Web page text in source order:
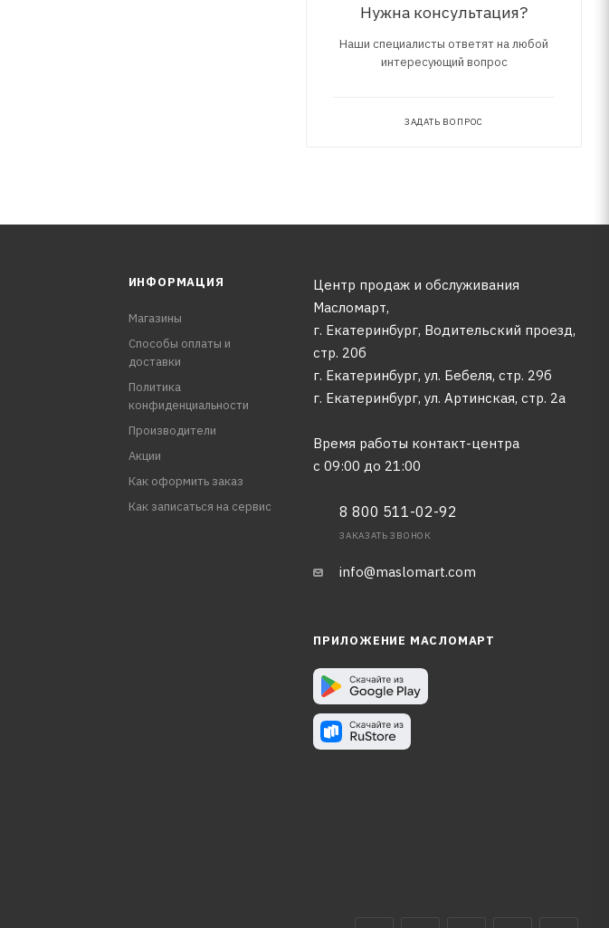
Нужна консультация?
Наши специалисты ответят на любой
интересующий вопрос
ЗАДАТЬ ВОПРОС
ИНФОРМАЦИЯ
Магазины
Способы оплаты и
доставки
Политика
конфиденциальности
Производители
Акции
Как оформить заказ
Как записаться на сервис
Центр продаж и обслуживания
Масломарт,
г. Екатеринбург, Водительский проезд,
стр. 20б
г. Екатеринбург, ул. Бебеля, стр. 29б
г. Екатеринбург, ул. Артинская, стр. 2а
Время работы контакт-центра
с 09:00 до 21:00
8 800 511-02-92
ЗАКАЗАТЬ ЗВОНОК
info@maslomart.com
ПРИЛОЖЕНИЕ МАСЛОМАРТ